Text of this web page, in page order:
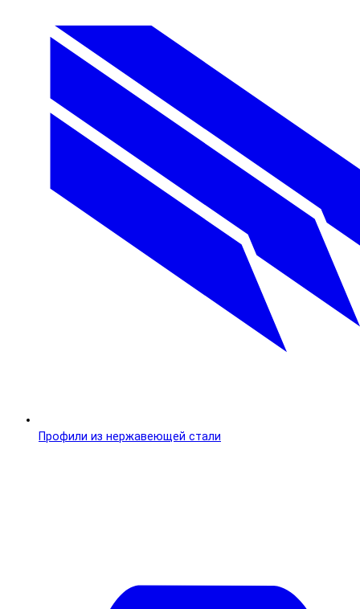
Профили из нержавеющей стали